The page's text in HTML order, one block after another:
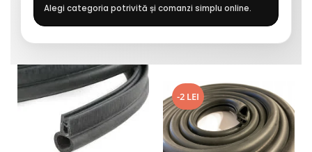
Alegi categoria potrivită și comanzi simplu online.
-2 LEI